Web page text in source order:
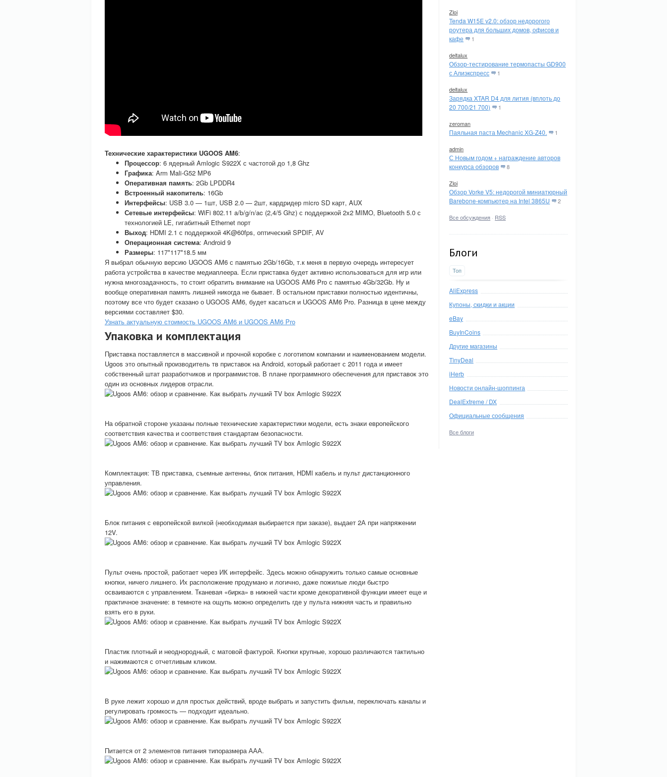
Технические характеристики UGOOS AM6:
Процессор: 6 ядерный Amlogic S922X с частотой до 1,8 Ghz
Графика: Arm Mali-G52 MP6
Оперативная память: 2Gb LPDDR4
Встроенный накопитель: 16Gb
Интерфейсы: USB 3.0 — 1шт, USB 2.0 — 2шт, кардридер micro SD карт, AUX
Сетевые интерфейсы: WiFi 802.11 a/b/g/n/ac (2,4/5 Ghz) с поддержкой 2x2 MIMO, Bluetooth 5.0 с
технологией LE, гигабитный Ethernet порт
Выход: HDMI 2.1 с поддержкой 4K@60fps, оптический SPDIF, AV
Операционная система: Android 9
Размеры: 117*117*18.5 мм
Я выбрал обычную версию UGOOS AM6 с памятью 2Gb/16Gb, т.к меня в первую очередь интересует
работа устройства в качестве медиаплеера. Если приставка будет активно использоваться для игр или
нужна многозадачность, то стоит обратить внимание на UGOOS AM6 Pro с памятью 4Gb/32Gb. Ну и
вообще оперативная память лишней никогда не бывает. В остальном приставки полностью идентичны,
поэтому все что будет сказано о UGOOS AM6, будет касаться и UGOOS AM6 Pro. Разница в цене между
версиями составляет $30.
Узнать актуальную стоимость UGOOS AM6 и UGOOS AM6 Pro
Упаковка и комплектация
Приставка поставляется в массивной и прочной коробке с логотипом компании и наименованием модели.
Ugoos это опытный производитель тв приставок на Android, который работает с 2011 года и имеет
собственный штат разработчиков и программистов. В плане программного обеспечения для приставок это
один из основных лидеров отрасли.
На обратной стороне указаны полные технические характеристики модели, есть знаки европейского
соответствия качества и соответствия стандартам безопасности.
Комплектация: ТВ приставка, съемные антенны, блок питания, HDMI кабель и пульт дистанционного
управления.
Блок питания с европейской вилкой (необходимая выбирается при заказе), выдает 2А при напряжении
12V.
Пульт очень простой, работает через ИК интерфейс. Здесь можно обнаружить только самые основные
кнопки, ничего лишнего. Их расположение продумано и логично, даже пожилые люди быстро
осваиваются с управлением. Тканевая «бирка» в нижней части кроме декоративной функции имеет еще и
практичное значение: в темноте на ощупь можно определить где у пульта нижняя часть и правильно
взять его в руки.
Пластик плотный и неоднородный, с матовой фактурой. Кнопки крупные, хорошо различаются тактильно
и нажимаются с отчетливым кликом.
В руке лежит хорошо и для простых действий, вроде выбрать и запустить фильм, переключать каналы и
регулировать громкость — подходит идеально.
Питается от 2 элементов питания типоразмера ААА.
Zloi
Tenda W15E v2.0: обзор недорогого
роутера для больших домов, офисов и
кафе
1
deltalux
Обзор-тестирование термопасты GD900
с Алиэкспресс
1
deltalux
Зарядка XTAR D4 для лития (вплоть до
20 700/21 700)
1
zeroman
Паяльная паста Mechanic XG-Z40. 1
admin
С Новым годом + награждение авторов
конкурса обзоров
8
Zloi
Обзор Vorke V5: недорогой миниатюрный
Barebone-компьютер на Intel 3865U
2
Все обсуждения · RSS
Блоги
Топ
AliExpress
Купоны, скидки и акции
eBay
BuyInCoins
Другие магазины
TinyDeal
iHerb
Новости онлайн-шоппинга
DealExtreme / DX
Официальные сообщения
Все блоги